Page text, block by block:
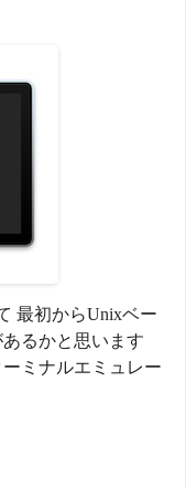
最初からUnixベー
るかと思います
ミナルエミュレー